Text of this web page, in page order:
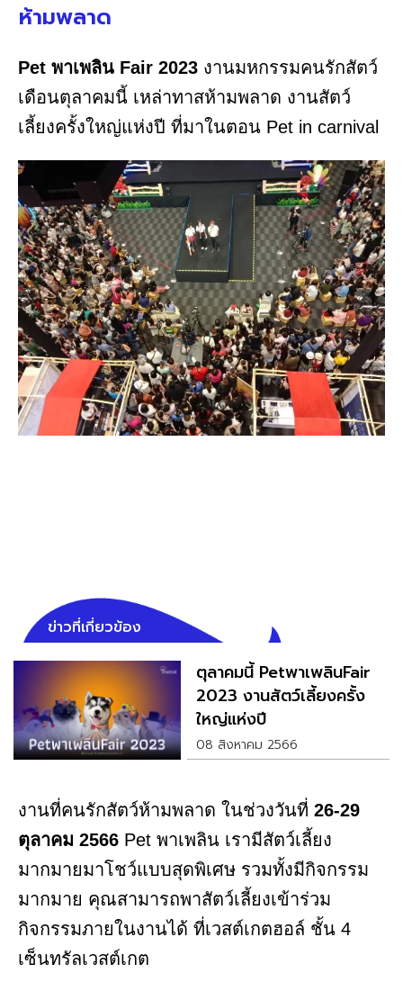
ห้ามพลาด
Pet พาเพลิน Fair 2023 งานมหกรรมคนรักสัตว์
เดือนตุลาคมนี้ เหล่าทาสห้ามพลาด งานสัตว์
เลี้ยงครั้งใหญ่แห่งปี ที่มาในตอน Pet in carnival
ข่าวที่เกี่ยวข้อง
ตุลาคมนี้ PetพาเพลินFair
2023 งานสัตว์เลี้ยงครั้ง
ใหญ่แห่งปี
08 สิงหาคม 2566
งานที่คนรักสัตว์ห้ามพลาด ในช่วงวันที่ 26-29
ตุลาคม 2566 Pet พาเพลิน เรามีสัตว์เลี้ยง
มากมายมาโชว์แบบสุดพิเศษ รวมทั้งมีกิจกรรม
มากมาย คุณสามารถพาสัตว์เลี้ยงเข้าร่วม
กิจกรรมภายในงานได้ ที่เวสต์เกตฮอล์ ชั้น 4
เซ็นทรัลเวสต์เกต